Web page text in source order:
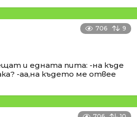
706 9
и едната пита: -на къде
-аа,на където ме отвее